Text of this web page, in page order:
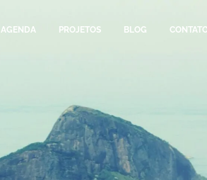
AGENDA PROJETOS BLOG